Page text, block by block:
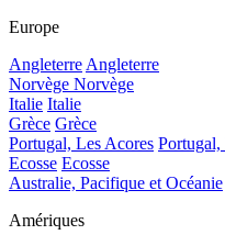
Europe
Angleterre Angleterre
Norvège Norvège
Italie Italie
Grèce Grèce
Portugal, Les Acores Portugal,
Ecosse Ecosse
Australie, Pacifique et Océanie
Amériques